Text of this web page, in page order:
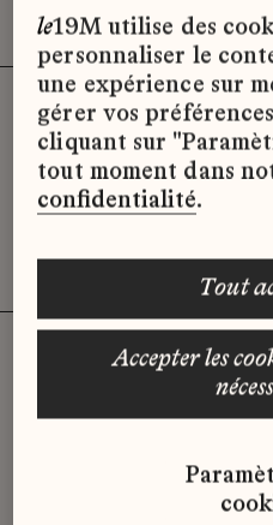
Désolé, il semble
d’offres d’emploi
moment.
Vous n'avez
qui correspond
Envoyez-nous
le19M utilise des
personnaliser le
une expérience sur
gérer vos
cliquant sur
tout moment dans
confidentialité.
accepter les cookies strictement
tout